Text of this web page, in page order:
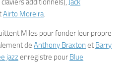
claviers additionnels), Jack
Airto Moreira.
Miles pour fonder leur propre
de Anthony Braxton et Barry
jazzenregistre pour Blue